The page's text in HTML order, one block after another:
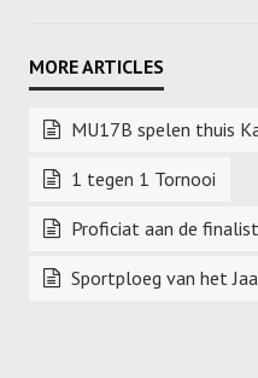
MU17B spelen thuis
1 tegen 1 Tornooi
Proficiat aan de
Sportploeg van het